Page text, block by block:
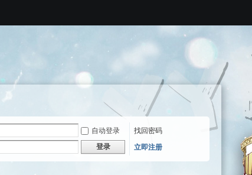
自动登录
找回密码
登录 立即注册